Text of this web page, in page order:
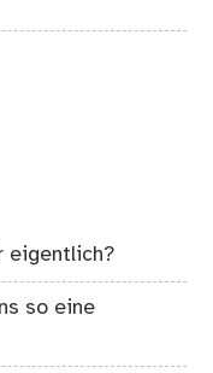
eigentlich?
so eine